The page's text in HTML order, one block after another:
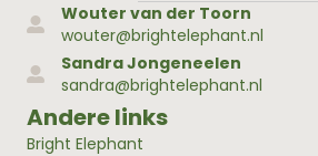
Wouter van der Toorn
wouter@brightelephant.nl
Sandra Jongeneelen
sandra@brightelephant.nl
Andere links
Bright Elephant